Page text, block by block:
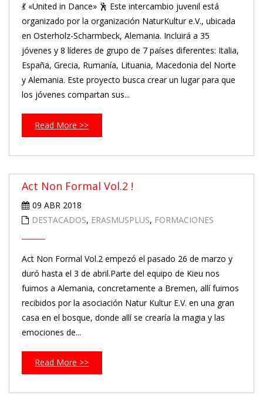
💃 «United in Dance» 🕺 Este intercambio juvenil está
organizado por la organización NaturKultur e.V., ubicada
en Osterholz-Scharmbeck, Alemania. Incluirá a 35
jóvenes y 8 líderes de grupo de 7 países diferentes: Italia,
España, Grecia, Rumanía, Lituania, Macedonia del Norte
y Alemania. Este proyecto busca crear un lugar para que
los jóvenes compartan sus...
Read More >>
Act Non Formal Vol.2 !
09 ABR 2018
DESTACADOS, ERASMUSPLUS, FORMACIONES
Act Non Formal Vol.2 empezó el pasado 26 de marzo y
duró hasta el 3 de abril.Parte del equipo de Kieu nos
fuimos a Alemania, concretamente a Bremen, allí fuimos
recibidos por la asociación Natur Kultur E.V. en una gran
casa en el bosque, donde allí se crearía la magia y las
emociones de...
Read More >>